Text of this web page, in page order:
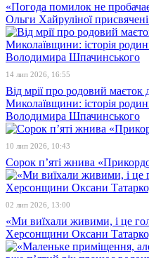
«Погода помилок не
Ольги Хайруліної
14 лип 2026, 16:55
Від мрії про родовий маєток
Миколаївщини: історія
Володимира Шпачинського
10 лип 2026, 10:43
Сорок п’яті жнива
02 лип 2026, 13:00
«Ми виїхали живими, і це
Херсонщини Оксани